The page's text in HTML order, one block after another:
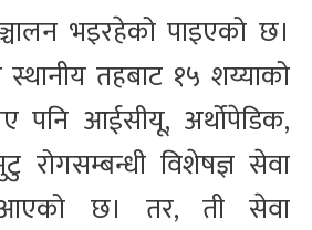
भइरहेको पाइएको छ।
तहबाट १५ शय्याको
पनि आईसीयू, अर्थोपेडिक,
रोगसम्बन्धी विशेषज्ञ सेवा
आएको छ। तर, ती सेवा